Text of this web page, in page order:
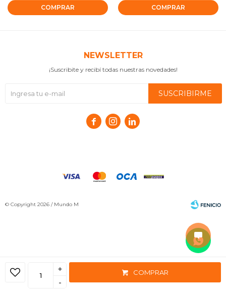
+
-
COMPRAR
NEWSLETTER
¡Suscribite y recibí todas nuestras novedades!
SUSCRIBIRME
  
© Copyright 2026 / Mundo M